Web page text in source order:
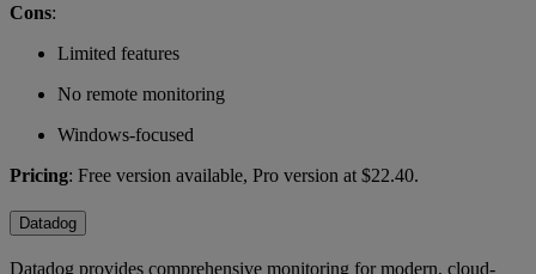
Cons:
Limited features
No remote monitoring
Windows-focused
Pricing: Free version available, Pro version at $22.40.
Datadog
Datadog provides comprehensive monitoring for modern, cloud-